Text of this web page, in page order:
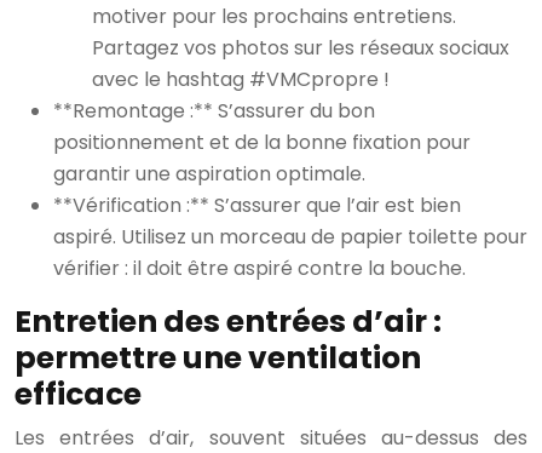
motiver pour les prochains entretiens.
Partagez vos photos sur les réseaux sociaux
avec le hashtag #VMCpropre !
**Remontage :** S’assurer du bon
positionnement et de la bonne fixation pour
garantir une aspiration optimale.
**Vérification :** S’assurer que l’air est bien
aspiré. Utilisez un morceau de papier toilette pour
vérifier : il doit être aspiré contre la bouche.
Entretien des entrées d’air :
permettre une ventilation
efficace
Les entrées d’air, souvent situées au-dessus des